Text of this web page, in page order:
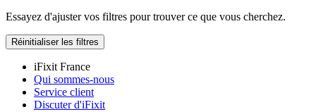
Essayez d'ajuster vos filtres pour trouver ce que vous cherchez.
Réinitialiser les filtres
iFixit France
Qui sommes-nous
Service client
Discuter d'iFixit